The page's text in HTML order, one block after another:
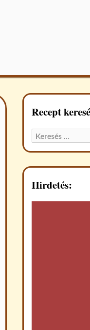
Recept
Keresett
recept:
Hirdetés: